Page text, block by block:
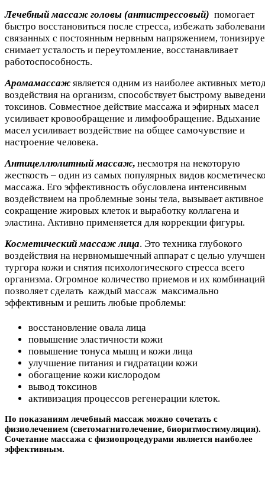
Лечебный массаж головы (антистрессовый) помогает
быстро восстановиться после стресса, избежать
связанных с постоянным нервным напряжением,
снимает усталость и переутомление, восстанавливает
работоспособность.
Аромамассаж является одним из наиболее активных
воздействия на организм, способствует быстрому
токсинов. Совместное действие массажа и эфирных масел
усиливает кровообращение и лимфообращение. Вдыхание
масел усиливает воздействие на общее самочувствие и
настроение человека.
Антицеллюлитный массаж, несмотря на некоторую
жесткость – один из самых популярных видов
массажа. Его эффективность обусловлена интенсивным
воздействием на проблемные зоны тела, вызывает активное
сокращение жировых клеток и выработку коллагена и
эластина. Активно применяется для коррекции фигуры.
Косметический массаж лица. Это техника глубокого
воздействия на нервномышечный аппарат с целью
тургора кожи и снятия психологического стресса всего
организма. Огромное количество приемов и их комбинаций
позволяет сделать каждый массаж максимально
эффективным и решить любые проблемы:
восстановление овала лица
повышение эластичности кожи
повышение тонуса мышц и кожи лица
улучшение питания и гидратации кожи
обогащение кожи кислородом
вывод токсинов
активизация процессов регенерации клеток.
По показаниям лечебный массаж можно сочетать с
физиолечением (светомагнитолечение, биоритмостимуляция).
Сочетание массажа с физиопроцедурами является наиболее
эффективным.